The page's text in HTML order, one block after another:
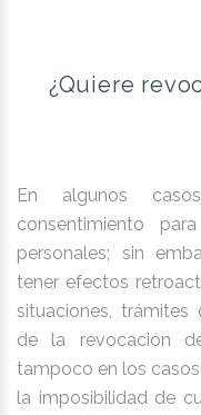
¿Quiere
En algunos
consentimiento
personales; sin
tener efectos
situaciones, trámites
de la revocación
tampoco en los
la imposibilidad de